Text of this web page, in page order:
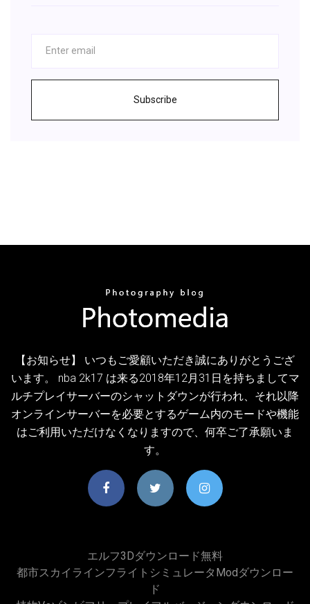
Subscribe
【お知らせ】 いつもご愛顧いただき誠にありがとうござ
います。 nba 2k17 は来る2018年12月31日を持ちましてマ
ルチプレイサーバーのシャットダウンが行われ、それ以降
オンラインサーバーを必要とするゲーム内のモードや機能
はご利用いただけなくなりますので、何卒ご了承願いま
す。
エルフ3Dダウンロード無料
都市スカイラインフライトシミュレータmodダウンロー
ド